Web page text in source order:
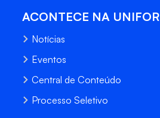
ACONTECE NA UNIFOR
Notícias
Eventos
Central de Conteúdo
Processo Seletivo